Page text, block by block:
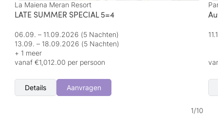
La Maiena Meran Resort
LATE SUMMER SPECIAL 5=4
06.09. – 11.09.2026 (5 Nachten)
13.09. – 18.09.2026 (5 Nachten)
+ 1 meer
vanaf €1,012.00 per persoon
Details Aanvragen
1/10